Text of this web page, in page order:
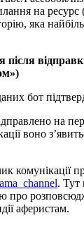
на
яка
після
бот
на
воно
комунікації
. Тут
про
аферистам.